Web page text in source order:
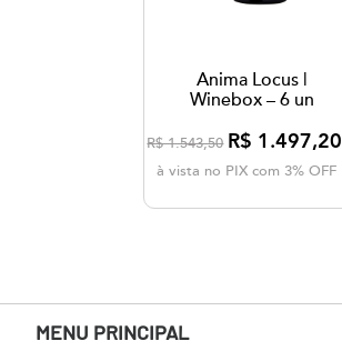
Anima Locus |
Winebox – 6 un
R$ 1.543,50 R$ 1.497,20
à vista no PIX com 3% OFF
MENU PRINCIPAL